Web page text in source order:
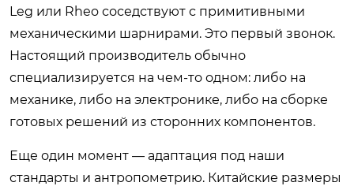
Leg или Rheo соседствуют с примитивными
механическими шарнирами. Это первый звонок.
Настоящий производитель обычно
специализируется на чем-то одном: либо на
механике, либо на электронике, либо на сборке
готовых решений из сторонних компонентов.
Еще один момент — адаптация под наши
стандарты и антропометрию. Китайские размеры